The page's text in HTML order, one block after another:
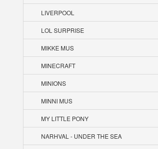
LIVERPOOL
LOL SURPRISE
MIKKE MUS
MINECRAFT
MINIONS
MINNI MUS
MY LITTLE PONY
NARHVAL - UNDER THE SEA